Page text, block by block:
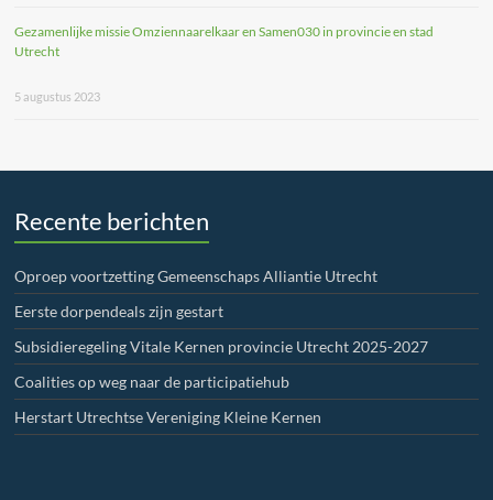
Gezamenlijke missie Omziennaarelkaar en Samen030 in provincie en stad
Utrecht
5 augustus 2023
Recente berichten
Oproep voortzetting Gemeenschaps Alliantie Utrecht
Eerste dorpendeals zijn gestart
Subsidieregeling Vitale Kernen provincie Utrecht 2025-2027
Coalities op weg naar de participatiehub
Herstart Utrechtse Vereniging Kleine Kernen